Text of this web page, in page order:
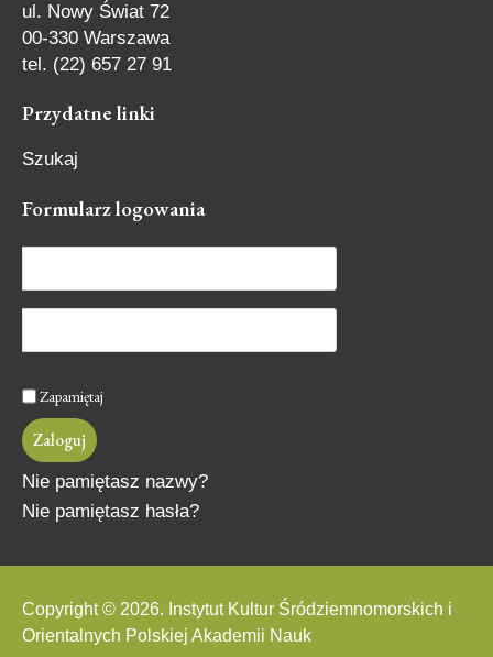
ul. Nowy Świat 72
00-330 Warszawa
tel. (22) 657 27 91
Przydatne linki
Szukaj
Formularzlogowania
Zapamiętaj
Zaloguj
Nie pamiętasz nazwy?
Nie pamiętasz hasła?
Copyright © 2026. Instytut Kultur Śródziemnomorskich i
Orientalnych Polskiej Akademii Nauk